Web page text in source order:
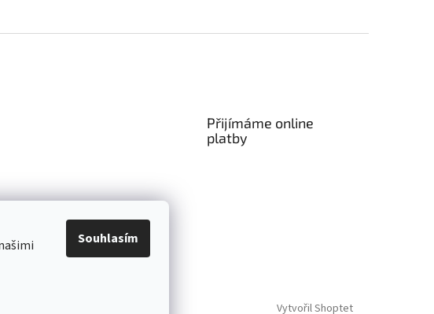
Souhlasím
Přijímáme online
platby
Vytvořil Shoptet